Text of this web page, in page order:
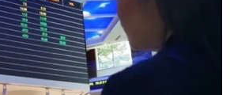
lịch Việt Nam
về cảnh quan và văn hóa tâm linh,
như một điểm đến giàu tiềm